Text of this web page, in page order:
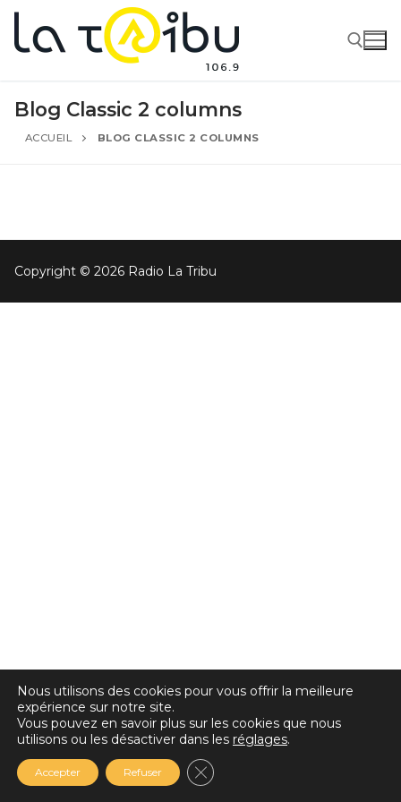
Blog Classic 2 columns
ACCUEIL BLOG CLASSIC 2 COLUMNS
Copyright © 2026 Radio La Tribu
Nous utilisons des cookies pour vous offrir la meilleure
expérience sur notre site.
Vous pouvez en savoir plus sur les cookies que nous
utilisons ou les désactiver dans les réglages.
Accepter Refuser Fermer la bannière des cookies